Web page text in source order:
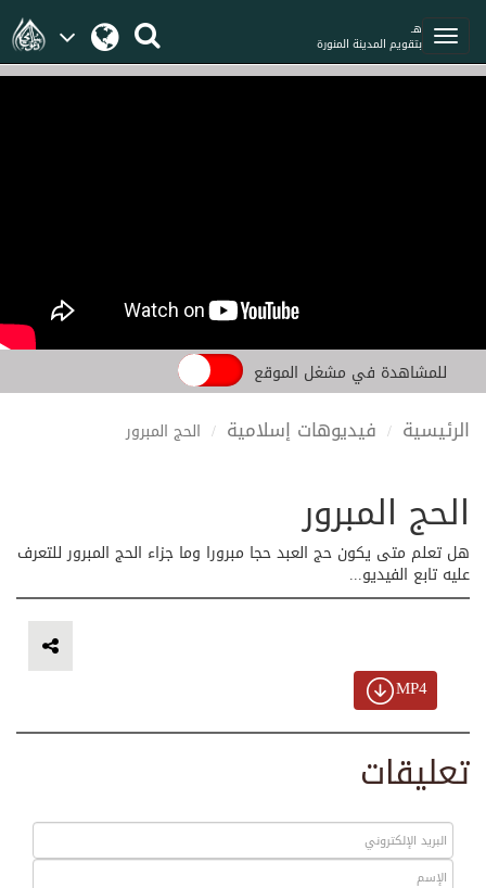
هـ
بتقويم المدينة المنورة
للمشاهدة في مشغل الموقع
الرئيسية فيديوهات إسلامية الحج المبرور
الحج المبرور
هل تعلم متى يكون حج العبد حجا مبرورا وما جزاء الحج المبرور للتعرف
عليه تابع الفيديو...
MP4
تعليقات